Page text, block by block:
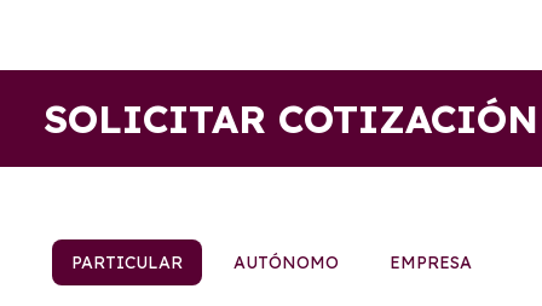
SOLICITAR COTIZACIÓN
PARTICULAR AUTÓNOMO EMPRESA